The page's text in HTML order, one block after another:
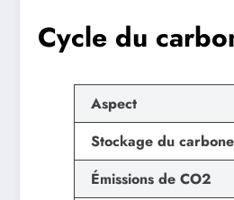
Cycle du
Aspect
Stockage du carbone
Émissions de CO2